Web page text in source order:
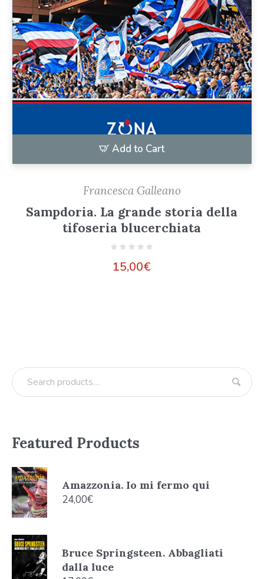
Add to Cart
Francesca Galleano
Sampdoria. La grande storia della
tifoseria blucerchiata
15,00€
Featured Products
Amazzonia. Io mi fermo qui
24,00€
Bruce Springsteen. Abbagliati
dalla luce